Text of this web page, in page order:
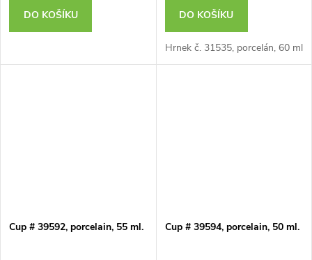
DO KOŠÍKU DO KOŠÍKU
Hrnek č. 31535, porcelán, 60 ml
Cup # 39592, porcelain, 55 ml. Cup # 39594, porcelain, 50 ml.